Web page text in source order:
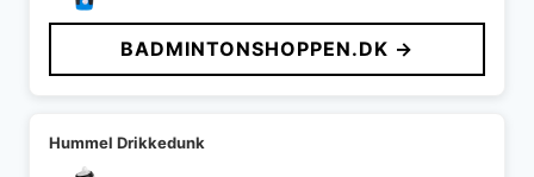
BADMINTONSHOPPEN.DK →
Hummel Drikkedunk